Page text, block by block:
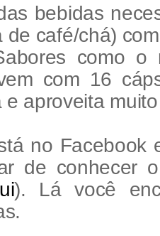
bebidas
de café/chá)
como
com 16
e aproveita
no Facebook
de conhecer
). Lá você